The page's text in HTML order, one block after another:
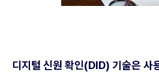
디지털 신원 확인(DID) 기술은 사